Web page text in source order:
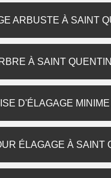
ARBUSTE À SAINT
À SAINT
D'ÉLAGAGE MINIME
ÉLAGAGE À SAINT